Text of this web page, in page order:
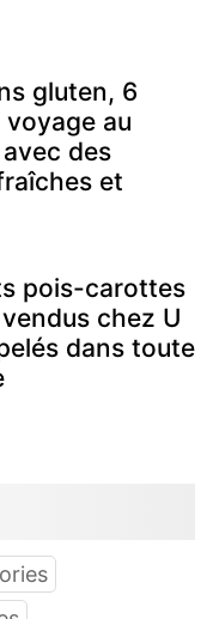
gluten, 6
au
des
et
pois-carottes
chez U
dans toute